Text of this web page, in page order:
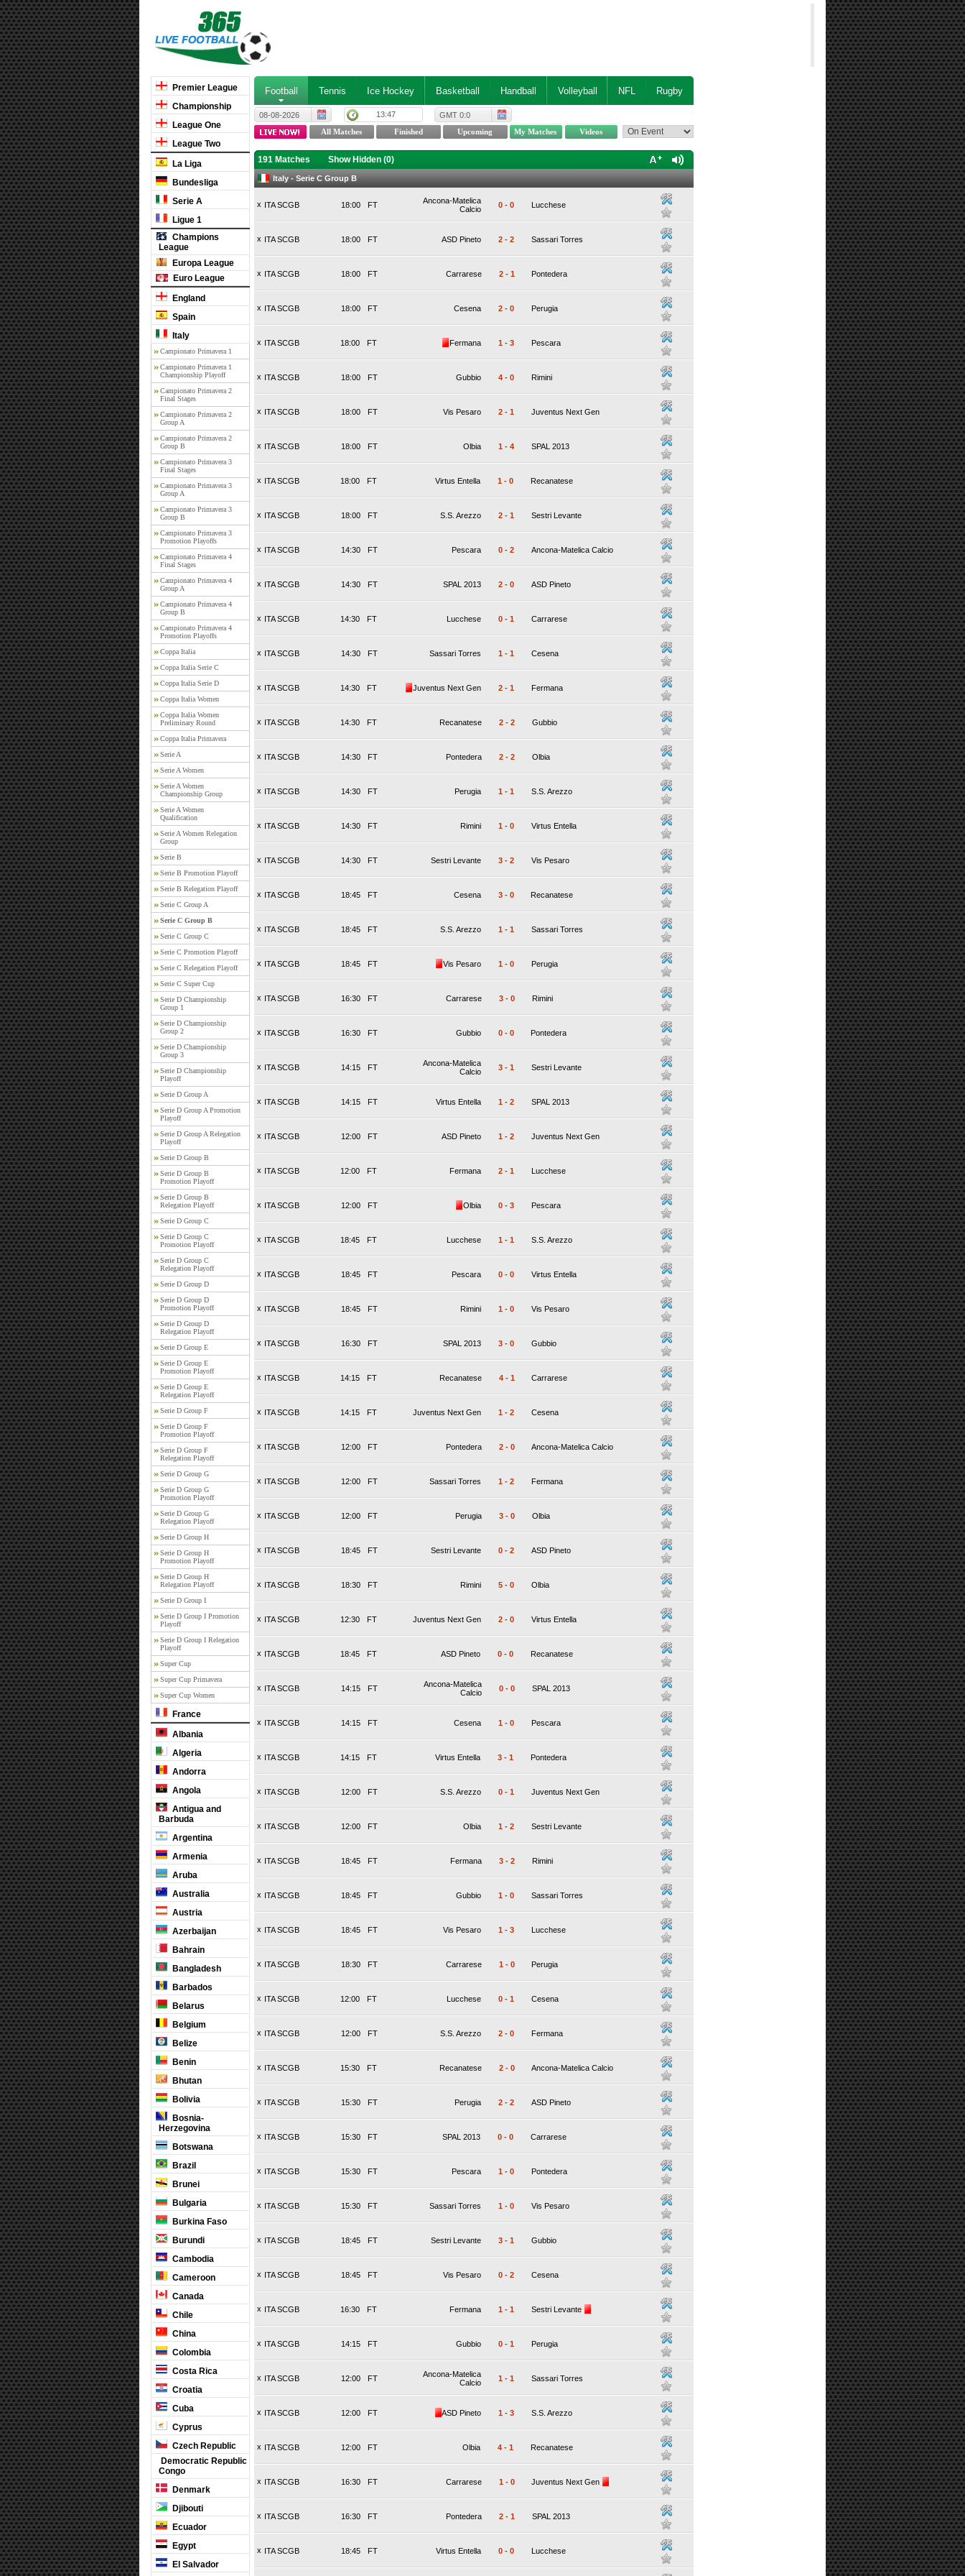
Premier League
Championship
League One
League Two
La Liga
Bundesliga
Serie A
Ligue 1
Champions
League
Europa League
Euro League
England
Spain
Italy
Campionato Primavera 1
Campionato Primavera 1
Championship Playoff
Campionato Primavera 2
Final Stages
Campionato Primavera 2
Group A
Campionato Primavera 2
Group B
Campionato Primavera 3
Final Stages
Campionato Primavera 3
Group A
Campionato Primavera 3
Group B
Campionato Primavera 3
Promotion Playoffs
Campionato Primavera 4
Final Stages
Campionato Primavera 4
Group A
Campionato Primavera 4
Group B
Campionato Primavera 4
Promotion Playoffs
Coppa Italia
Coppa Italia Serie C
Coppa Italia Serie D
Coppa Italia Women
Coppa Italia Women
Preliminary Round
Coppa Italia Primavera
Serie A
Serie A Women
Serie A Women
Championship Group
Serie A Women
Qualification
Serie A Women Relegation
Group
Serie B
Serie B Promotion Playoff
Serie B Relegation Playoff
Serie C Group A
Serie C Group B
Serie C Group C
Serie C Promotion Playoff
Serie C Relegation Playoff
Serie C Super Cup
Serie D Championship
Group 1
Serie D Championship
Group 2
Serie D Championship
Group 3
Serie D Championship
Playoff
Serie D Group A
Serie D Group A Promotion
Playoff
Serie D Group A Relegation
Playoff
Serie D Group B
Serie D Group B
Promotion Playoff
Serie D Group B
Relegation Playoff
Serie D Group C
Serie D Group C
Promotion Playoff
Serie D Group C
Relegation Playoff
Serie D Group D
Serie D Group D
Promotion Playoff
Serie D Group D
Relegation Playoff
Serie D Group E
Serie D Group E
Promotion Playoff
Serie D Group E
Relegation Playoff
Serie D Group F
Serie D Group F
Promotion Playoff
Serie D Group F
Relegation Playoff
Serie D Group G
Serie D Group G
Promotion Playoff
Serie D Group G
Relegation Playoff
Serie D Group H
Serie D Group H
Promotion Playoff
Serie D Group H
Relegation Playoff
Serie D Group I
Serie D Group I Promotion
Playoff
Serie D Group I Relegation
Playoff
Super Cup
Super Cup Primavera
Super Cup Women
France
Albania
Algeria
Andorra
Angola
Antigua and
Barbuda
Argentina
Armenia
Aruba
Australia
Austria
Azerbaijan
Bahrain
Bangladesh
Barbados
Belarus
Belgium
Belize
Benin
Bhutan
Bolivia
Bosnia-
Herzegovina
Botswana
Brazil
Brunei
Bulgaria
Burkina Faso
Burundi
Cambodia
Cameroon
Canada
Chile
China
Colombia
Costa Rica
Croatia
Cuba
Cyprus
Czech Republic
Democratic Republic
Congo
Denmark
Djibouti
Ecuador
Egypt
El Salvador
Football Tennis Ice Hockey Basketball Handball Volleyball NFL Rugby
08-08-2026 13:47 GMT 0:0
191 Matches Show Hidden (0)
Italy - Serie C Group B
x ITA SCGB FT
18:00
Ancona-Matelica
Calcio
0 - 0 Lucchese
x ITA SCGB FT
18:00 ASD Pineto 2 - 2 Sassari Torres
x ITA SCGB FT
18:00 Carrarese 2 - 1 Pontedera
x ITA SCGB FT
18:00 Cesena 2 - 0 Perugia
x ITA SCGB FT
18:00 Fermana 1 - 3 Pescara
x ITA SCGB FT
18:00 Gubbio 4 - 0 Rimini
x ITA SCGB FT
18:00 Vis Pesaro 2 - 1 Juventus Next Gen
x ITA SCGB FT
18:00 Olbia 1 - 4 SPAL 2013
x ITA SCGB FT
18:00 Virtus Entella 1 - 0 Recanatese
x ITA SCGB FT
18:00 S.S. Arezzo 2 - 1 Sestri Levante
x ITA SCGB FT
14:30 Pescara 0 - 2 Ancona-Matelica Calcio
x ITA SCGB FT
14:30 SPAL 2013 2 - 0 ASD Pineto
x ITA SCGB FT
14:30 Lucchese 0 - 1 Carrarese
x ITA SCGB FT
14:30 Sassari Torres 1 - 1 Cesena
x ITA SCGB FT
14:30 Juventus Next Gen 2 - 1 Fermana
x ITA SCGB FT
14:30 Recanatese 2 - 2 Gubbio
x ITA SCGB FT
14:30 Pontedera 2 - 2 Olbia
x ITA SCGB FT
14:30 Perugia 1 - 1 S.S. Arezzo
x ITA SCGB FT
14:30 Rimini 1 - 0 Virtus Entella
x ITA SCGB FT
14:30 Sestri Levante 3 - 2 Vis Pesaro
x ITA SCGB FT
18:45 Cesena 3 - 0 Recanatese
x ITA SCGB FT
18:45 S.S. Arezzo 1 - 1 Sassari Torres
x ITA SCGB FT
18:45 Vis Pesaro 1 - 0 Perugia
x ITA SCGB FT
16:30 Carrarese 3 - 0 Rimini
x ITA SCGB FT
16:30 Gubbio 0 - 0 Pontedera
x ITA SCGB FT
14:15
Ancona-Matelica
Calcio
3 - 1 Sestri Levante
x ITA SCGB FT
14:15 Virtus Entella 1 - 2 SPAL 2013
x ITA SCGB FT
12:00 ASD Pineto 1 - 2 Juventus Next Gen
x ITA SCGB FT
12:00 Fermana 2 - 1 Lucchese
x ITA SCGB FT
12:00 Olbia 0 - 3 Pescara
x ITA SCGB FT
18:45 Lucchese 1 - 1 S.S. Arezzo
x ITA SCGB FT
18:45 Pescara 0 - 0 Virtus Entella
x ITA SCGB FT
18:45 Rimini 1 - 0 Vis Pesaro
x ITA SCGB FT
16:30 SPAL 2013 3 - 0 Gubbio
x ITA SCGB FT
14:15 Recanatese 4 - 1 Carrarese
x ITA SCGB FT
14:15 Juventus Next Gen 1 - 2 Cesena
x ITA SCGB FT
12:00 Pontedera 2 - 0 Ancona-Matelica Calcio
x ITA SCGB FT
12:00 Sassari Torres 1 - 2 Fermana
x ITA SCGB FT
12:00 Perugia 3 - 0 Olbia
x ITA SCGB FT
18:45 Sestri Levante 0 - 2 ASD Pineto
x ITA SCGB FT
18:30 Rimini 5 - 0 Olbia
x ITA SCGB FT
12:30 Juventus Next Gen 2 - 0 Virtus Entella
x ITA SCGB FT
18:45 ASD Pineto 0 - 0 Recanatese
x ITA SCGB FT
14:15
Ancona-Matelica
Calcio
0 - 0 SPAL 2013
x ITA SCGB FT
14:15 Cesena 1 - 0 Pescara
x ITA SCGB FT
14:15 Virtus Entella 3 - 1 Pontedera
x ITA SCGB FT
12:00 S.S. Arezzo 0 - 1 Juventus Next Gen
x ITA SCGB FT
12:00 Olbia 1 - 2 Sestri Levante
x ITA SCGB FT
18:45 Fermana 3 - 2 Rimini
x ITA SCGB FT
18:45 Gubbio 1 - 0 Sassari Torres
x ITA SCGB FT
18:45 Vis Pesaro 1 - 3 Lucchese
x ITA SCGB FT
18:30 Carrarese 1 - 0 Perugia
x ITA SCGB FT
12:00 Lucchese 0 - 1 Cesena
x ITA SCGB FT
12:00 S.S. Arezzo 2 - 0 Fermana
x ITA SCGB FT
15:30 Recanatese 2 - 0 Ancona-Matelica Calcio
x ITA SCGB FT
15:30 Perugia 2 - 2 ASD Pineto
x ITA SCGB FT
15:30 SPAL 2013 0 - 0 Carrarese
x ITA SCGB FT
15:30 Pescara 1 - 0 Pontedera
x ITA SCGB FT
15:30 Sassari Torres 1 - 0 Vis Pesaro
x ITA SCGB FT
18:45 Sestri Levante 3 - 1 Gubbio
x ITA SCGB FT
18:45 Vis Pesaro 0 - 2 Cesena
x ITA SCGB FT
16:30 Fermana 1 - 1 Sestri Levante
x ITA SCGB FT
14:15 Gubbio 0 - 1 Perugia
x ITA SCGB FT
12:00
Ancona-Matelica
Calcio
1 - 1 Sassari Torres
x ITA SCGB FT
12:00 ASD Pineto 1 - 3 S.S. Arezzo
x ITA SCGB FT
12:00 Olbia 4 - 1 Recanatese
x ITA SCGB FT
16:30 Carrarese 1 - 0 Juventus Next Gen
x ITA SCGB FT
16:30 Pontedera 2 - 1 SPAL 2013
x ITA SCGB FT
18:45 Virtus Entella 0 - 0 Lucchese